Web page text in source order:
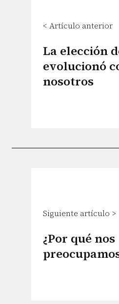
< Artículo anterior
La elección
evolucionó
nosotros
Siguiente artículo >
¿Por qué nos